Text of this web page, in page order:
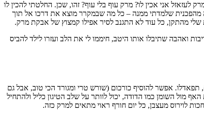
אני אכין לו? מרק עוף בלי עוף? זהו, שכן. החלטתי להכין לו
שלמדתי ממנה – כל מה שבמקרר מוצא את דרכו אל תוך
מהתקן, כל עוד לא התגנב לסיר אפילו קמצוץ של אבקת מרק.
ואהבה שתיבלו אותו היטב, חיממו לי את הלב ועזרו לילד להביס
אפשר להוסיף כורכום (שורש טרי ומגורד הכי טוב, אבל גם
מול השומן כמו הדודה, יכול לוותר על שלב הטיגון כליל ולהתחיל
לוירוס מעצבן, כל יום חורף ראוי מתאים למרק כזה.